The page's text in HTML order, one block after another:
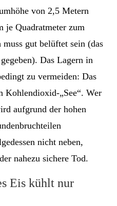
von 2,5 Metern
je Quadratmeter zum
gut belüftet sein (das
Das Lagern in
zu vermeiden: Das
Kohlendioxid-„See“. Wer
aufgrund der hohen
nicht neben,
nahezu sichere Tod.
Eis kühlt nur